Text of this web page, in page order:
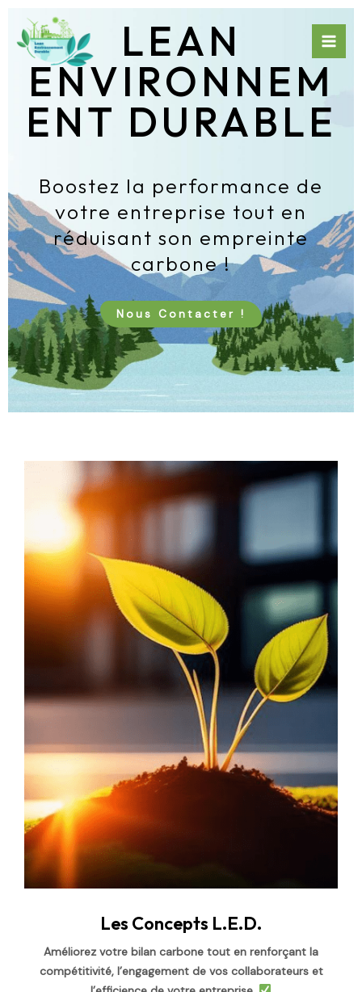
contenu
LEAN
ENVIRONNEM
ENT DURABLE
Boostez la performance de
votre entreprise tout en
réduisant son empreinte
carbone !
Nous Contacter !
Les Concepts L.E.D.
Améliorez votre bilan carbone tout en renforçant la
compétitivité, l’engagement de vos collaborateurs et